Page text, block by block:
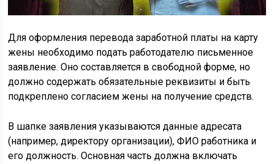
Для оформления перевода заработной платы на карту
жены необходимо подать работодателю письменное
заявление. Оно составляется в свободной форме, но
должно содержать обязательные реквизиты и быть
подкреплено согласием жены на получение средств.
В шапке заявления указываются данные адресата
(например, директору организации), ФИО работника и
его должность. Основная часть должна включать